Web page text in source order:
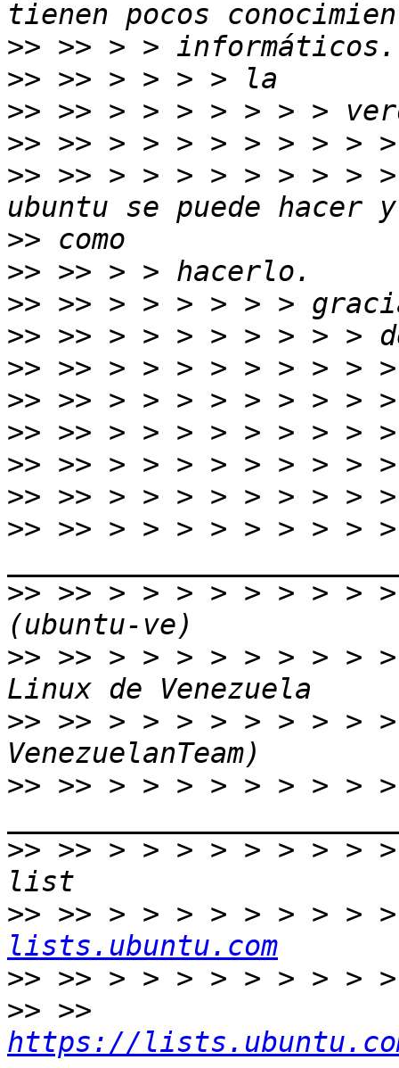
>>
>>
>>
>>
>> >> > > > > > > > >
>>
>>
>>
>>
>>
>>
>>
>>
>>
>> >> > > > > > > > >
>> >> > > > > > > > >
>> >> > > > > > > > >
>> >> > > > > > > > >
>> >> > > > > > > > >
>> >> > > > > > > > >
>> >> > > > > > > > >
lists.ubuntu.com
>>
>>
https://